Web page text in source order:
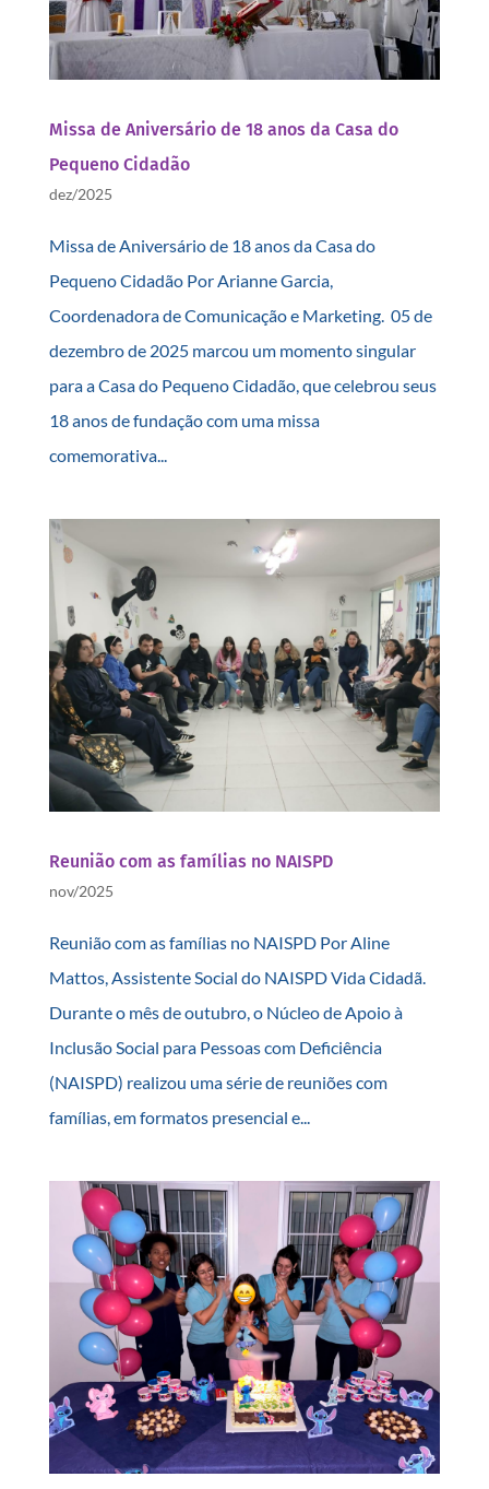
Missa de Aniversário de 18 anos da Casa do
Pequeno Cidadão
dez/2025
Missa de Aniversário de 18 anos da Casa do
Pequeno Cidadão Por Arianne Garcia,
Coordenadora de Comunicação e Marketing. 05 de
dezembro de 2025 marcou um momento singular
para a Casa do Pequeno Cidadão, que celebrou seus
18 anos de fundação com uma missa
comemorativa...
Reunião com as famílias no NAISPD
nov/2025
Reunião com as famílias no NAISPD Por Aline
Mattos, Assistente Social do NAISPD Vida Cidadã.
Durante o mês de outubro, o Núcleo de Apoio à
Inclusão Social para Pessoas com Deficiência
(NAISPD) realizou uma série de reuniões com
famílias, em formatos presencial e...